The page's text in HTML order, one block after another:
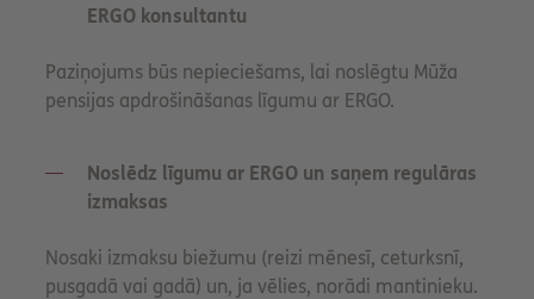
ERGO konsultantu
Paziņojums būs nepieciešams, lai noslēgtu Mūža
pensijas apdrošināšanas līgumu ar ERGO.
Noslēdz līgumu ar ERGO un saņem regulāras
izmaksas
Nosaki izmaksu biežumu (reizi mēnesī, ceturksnī,
pusgadā vai gadā) un, ja vēlies, norādi mantinieku.